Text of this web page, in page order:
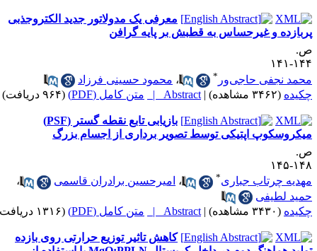
معرفی یک مدولاتور جدید الکتروجذبی
و غیرحساس به قطبش بر پایه گرافن
۱۴۱
نجفی حاجی‌ور
،محمود حسینی فرزاد
(۳۴۶۲ مشاهده) |
Abstract | متن کامل (PDF) (۹۶۴ دریافت)
بازیابی تابع نقطه گستر (PSF)
اپتیکی توسط تصویر برداری از اجسام بزرگ
۱۴۵
چرتاب جباری
،امیرحسین برادران قاسمی
،
لطیفی
(۳۴۳۰ مشاهده) |
Abstract | متن کامل (PDF) (۱۳۱۶ دریافت)
کاهش تاثیر توزیع حرارتی روی بازده